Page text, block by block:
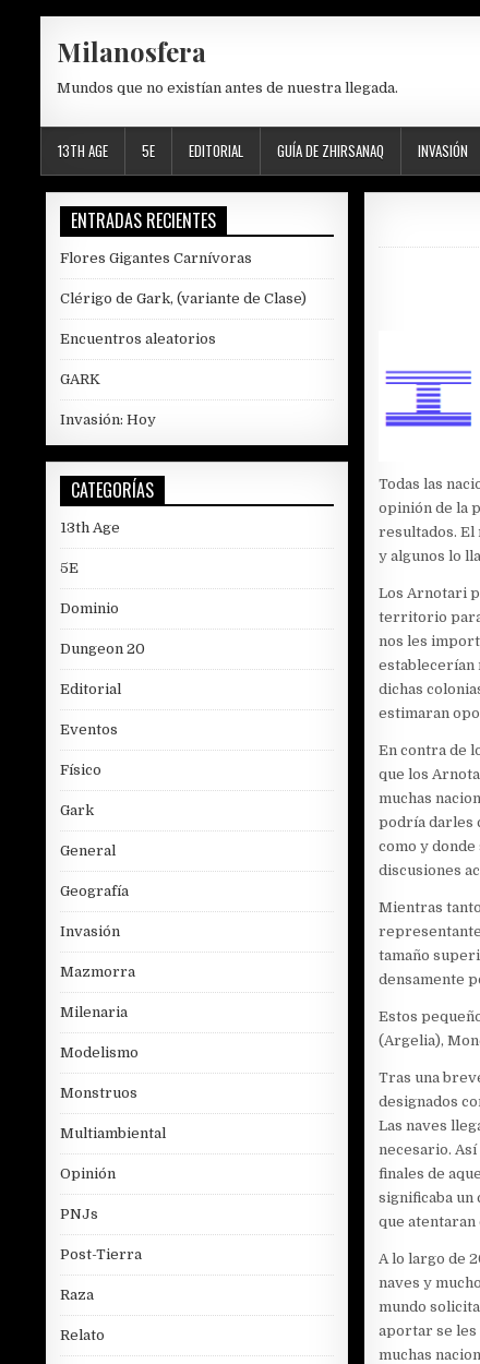
Milanosfera
Mundos que no existían antes de nuestra llegada.
13TH AGE 5E EDITORIAL GUÍA DE ZHIRSANAQ INVASIÓN
Todas las
opinión de la
resultados. El
y algunos lo
Los Arnotari
territorio para
nos les
establecerían
dichas
estimaran
En contra de
que los
muchas
podría darles
como y
discusiones
Mientras
tamaño
densamente
Estos
(Argelia),
Tras una
designados
Las naves
necesario.
finales de
significaba un
que atentaran
A lo largo de
naves y
mundo
aportar se les
muchas
ENTRADAS RECIENTES
Flores Gigantes Carnívoras
Clérigo de Gark, (variante de Clase)
Encuentros aleatorios
GARK
Invasión: Hoy
CATEGORÍAS
13th Age
5E
Dominio
Dungeon 20
Editorial
Eventos
Físico
Gark
General
Geografía
Invasión
Mazmorra
Milenaria
Modelismo
Monstruos
Multiambiental
Opinión
PNJs
Post-Tierra
Raza
Relato